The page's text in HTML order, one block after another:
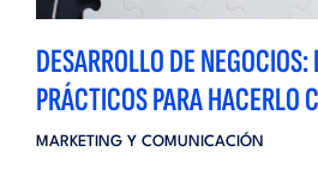
DESARROLLO DE NEGOCIOS:
PRÁCTICOS PARA HACERLO
MARKETING Y COMUNICACIÓN